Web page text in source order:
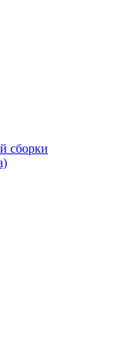
сборки